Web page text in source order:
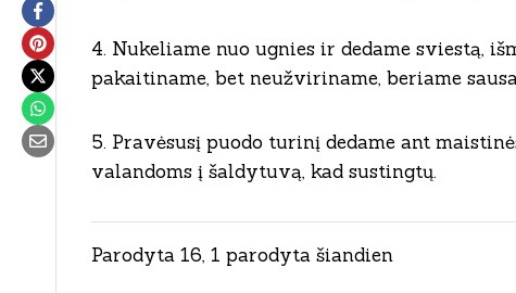
4. Nukeliame nuo ugnies ir dedame sviestą,
pakaitiname, bet neužviriname, beriame
5. Pravėsusį puodo turinį dedame ant
valandoms į šaldytuvą, kad sustingtų.
Parodyta 16, 1 parodyta šiandien